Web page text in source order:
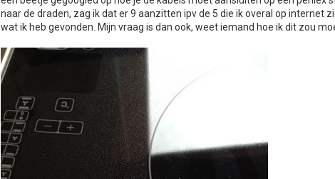
naar de draden, zag ik dat er 9 aanzitten ipv de 5 die ik overal op internet
wat ik heb gevonden. Mijn vraag is dan ook, weet iemand hoe ik dit zou